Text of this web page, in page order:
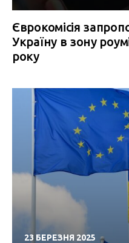
Єврокомісія
Україну в зону
року
23 БЕРЕЗНЯ 2025